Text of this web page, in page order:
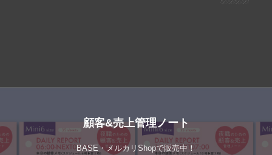
顧客&売上管理ノート
BASE・メルカリShopで販売中！